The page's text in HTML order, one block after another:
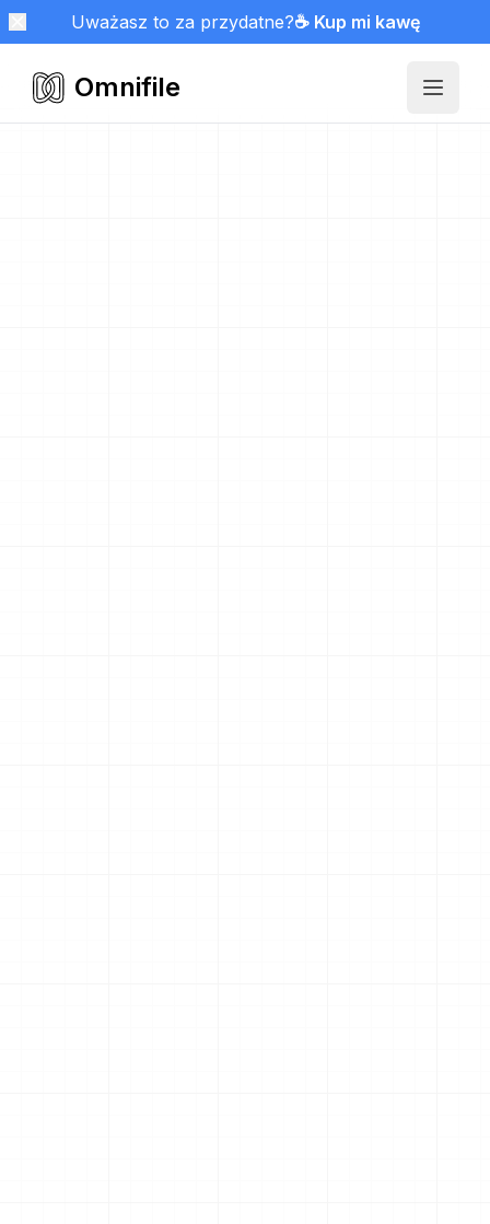
Uważasz to za przydatne?☕ Kup mi kawę
Omnifile